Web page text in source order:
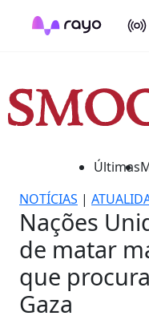
On
Últimas
NOTÍCIAS |
Nações
de matar
que
Gaza